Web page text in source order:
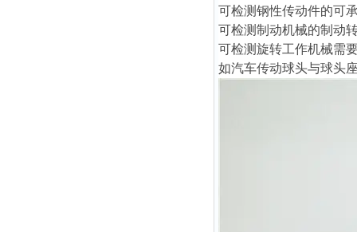
可检测钢性传动件的可
可检测制动机械的制动
可检测旋转工作机械需
如汽车传动球头与球头